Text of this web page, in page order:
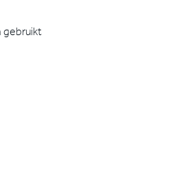
gebruikt